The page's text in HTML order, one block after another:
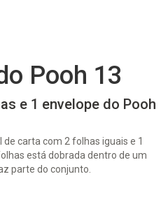
Pooh 13
e 1 envelope do Pooh
carta com 2 folhas iguais e 1
está dobrada dentro de um
parte do conjunto.